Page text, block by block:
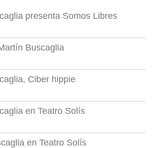
presenta Somos Libres
Buscaglia
Ciber hippie
en Teatro Solís
en Teatro Solís